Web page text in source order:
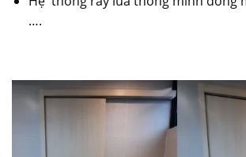
….